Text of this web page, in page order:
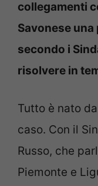
collegamenti
Savonese
secondo i
risolvere in
Tutto è nato
caso. Con il
Russo, che
Piemonte e